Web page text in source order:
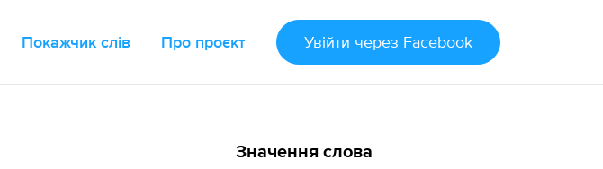
Покажчик слів Про проєкт Увійти через Facebook
Значення слова